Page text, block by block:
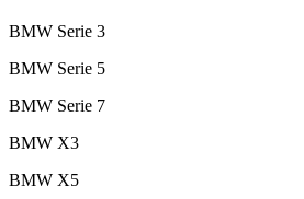
BMW Serie 3
BMW Serie 5
BMW Serie 7
BMW X3
BMW X5